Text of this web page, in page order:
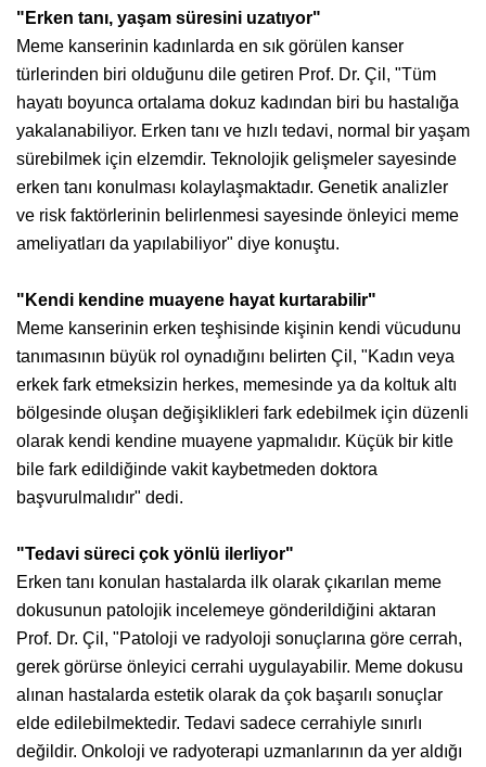
"Erken tanı, yaşam süresini uzatıyor"
Meme kanserinin kadınlarda en sık görülen kanser
türlerinden biri olduğunu dile getiren Prof. Dr. Çil, "Tüm
hayatı boyunca ortalama dokuz kadından biri bu hastalığa
yakalanabiliyor. Erken tanı ve hızlı tedavi, normal bir yaşam
sürebilmek için elzemdir. Teknolojik gelişmeler sayesinde
erken tanı konulması kolaylaşmaktadır. Genetik analizler
ve risk faktörlerinin belirlenmesi sayesinde önleyici meme
ameliyatları da yapılabiliyor" diye konuştu.
"Kendi kendine muayene hayat kurtarabilir"
Meme kanserinin erken teşhisinde kişinin kendi vücudunu
tanımasının büyük rol oynadığını belirten Çil, "Kadın veya
erkek fark etmeksizin herkes, memesinde ya da koltuk altı
bölgesinde oluşan değişiklikleri fark edebilmek için düzenli
olarak kendi kendine muayene yapmalıdır. Küçük bir kitle
bile fark edildiğinde vakit kaybetmeden doktora
başvurulmalıdır" dedi.
"Tedavi süreci çok yönlü ilerliyor"
Erken tanı konulan hastalarda ilk olarak çıkarılan meme
dokusunun patolojik incelemeye gönderildiğini aktaran
Prof. Dr. Çil, "Patoloji ve radyoloji sonuçlarına göre cerrah,
gerek görürse önleyici cerrahi uygulayabilir. Meme dokusu
alınan hastalarda estetik olarak da çok başarılı sonuçlar
elde edilebilmektedir. Tedavi sadece cerrahiyle sınırlı
değildir. Onkoloji ve radyoterapi uzmanlarının da yer aldığı